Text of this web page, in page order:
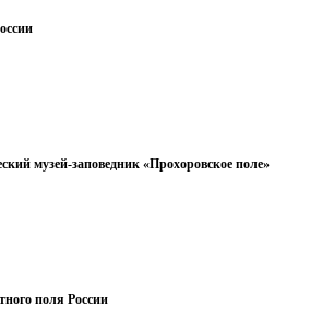
музей-заповедник «Прохоровское поле»
поля России